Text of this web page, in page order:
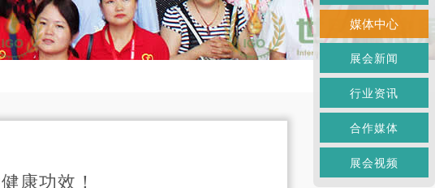
康功效！
媒体中心
展会新闻
行业资讯
合作媒体
展会视频